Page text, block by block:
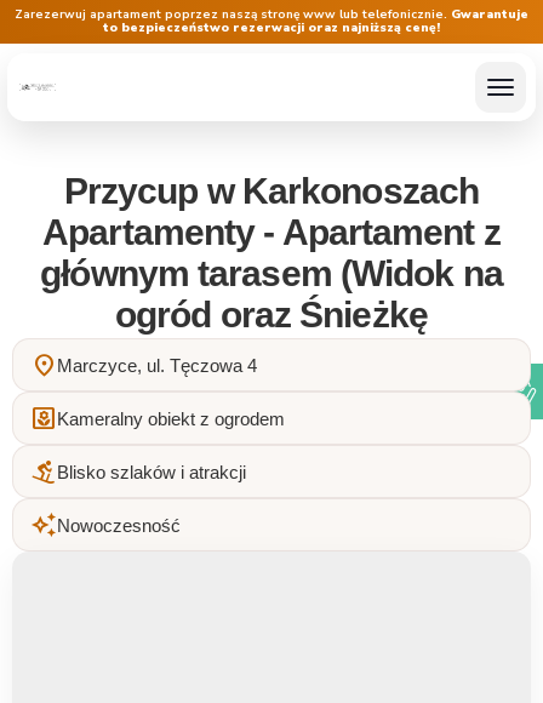
Przycup w Karkonoszach
Apartamenty - Apartament z
głównym tarasem (Widok na
ogród oraz Śnieżkę
location_on Marczyce, ul. Tęczowa 4
yardKameralny obiekt z ogrodem
downhill_skiing Blisko szlaków i atrakcji
auto_awesomeNowoczesność
Zarezerwuj apartament poprzez naszą stronę www lub telefonicznie. Gwarantuje
to bezpieczeństwo rezerwacji oraz najniższą cenę!